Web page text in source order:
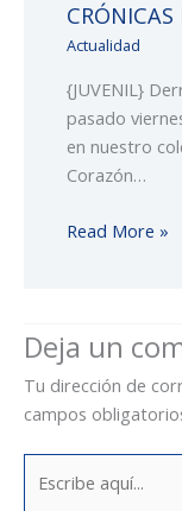
Actualidad
{JUVENIL}
pasado
en nuestro
Corazón…
Read More »
Deja un
Tu dirección de
campos
aquí...